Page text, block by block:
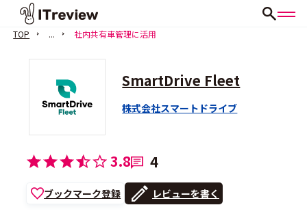
TOP ... 社内共有車管理に活用
SmartDrive Fleet
株式会社スマートドライブ
3.8 4
ブックマーク登録 レビューを書く